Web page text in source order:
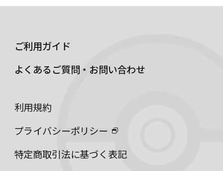
ご利用ガイド
よくあるご質問・お問い合わせ
利用規約
プライバシーポリシー
特定商取引法に基づく表記